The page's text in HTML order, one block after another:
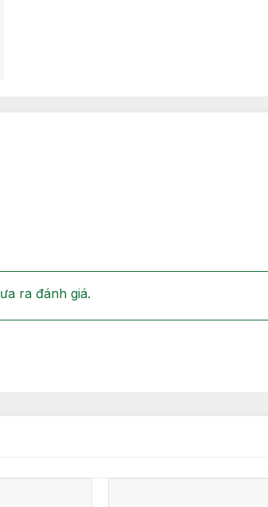
ra đánh giá.